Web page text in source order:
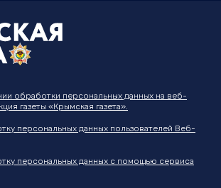
обработки персональных данных на веб-
газеты «Крымская газета».
персональных данных пользователей Веб-
персональных данных с помощью сервиса